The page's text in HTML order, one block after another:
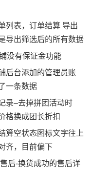
列表，订单结算 导出
导出筛选后的所有数据
没有保证金功能
后台添加的管理员账
一条数据
录–去掉拼团活动时
格换成团长折扣
算空状态图标文字往上
齐，目前偏下
后-换货成功的售后详